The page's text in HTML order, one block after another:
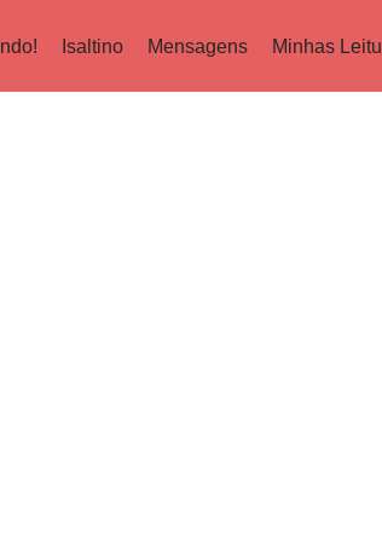
Isaltino Mensagens Minhas